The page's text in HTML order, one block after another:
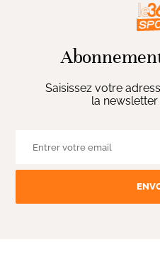
Saisissez votre
la